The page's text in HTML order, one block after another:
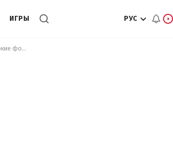
ИГРЫ РУС
В Милане 200 тысяч человек вышли на марш против расизма: яркие фото